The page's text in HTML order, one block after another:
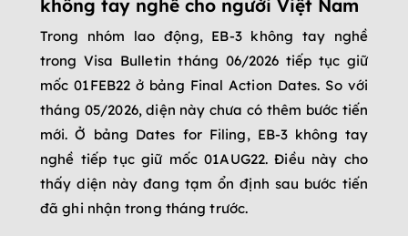
không tay nghề cho người Việt Nam
Trong nhóm lao động, EB-3 không tay nghề
trong Visa Bulletin tháng 06/2026 tiếp tục giữ
mốc 01FEB22 ở bảng Final Action Dates. So với
tháng 05/2026, diện này chưa có thêm bước tiến
mới. Ở bảng Dates for Filing, EB-3 không tay
nghề tiếp tục giữ mốc 01AUG22. Điều này cho
thấy diện này đang tạm ổn định sau bước tiến
đã ghi nhận trong tháng trước.